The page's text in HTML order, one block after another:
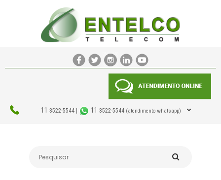
11 3522-5544 | 11 3522-5544 (atendimento whatsapp)